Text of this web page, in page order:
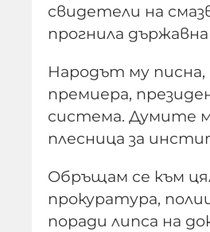
свидетели на
прогнила
Народът му
премиера,
система. Думите
плесница за
Обръщам се към
прокуратура,
поради липса на